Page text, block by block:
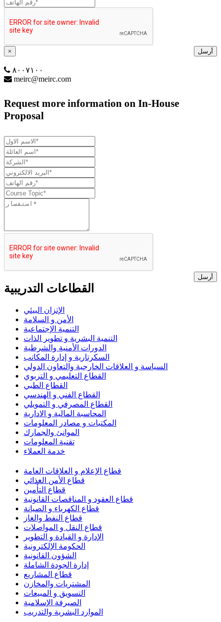
أرسل ×
٨٠٠٧١٠٠
meirc@meirc.com
Request more information on In-House
Proposal
أرسل
القطاعات التدريبية
الإتزان البيئي
الأمن و السلامة
التنمية الإجتماعية
التنمية البشرية و تطوير الذات
الدورات الأمنية والشرطية
السكرتارية و إدارة المكاتب
السياسة و العلاقات الخارجية والتعاون الدولي
القطاع التعليمي و التربوي
القطاع الطبي
القطاع الفني و الهندسي
القطاع المصرفي و التمويلي
المحاسبة المالية و الادارية
المكتبات و مصادر المعلومات
الموانئ والجمارك
تقنية المعلومات
خدمة العملاء
قطاع الإعلام و العلاقات العامة
قطاع الأمن الغذائي
قطاع التأمين
قطاع العقود و المناقصات القانونية
قطاع الكهرباء و الصيانة
قطاع النفط والغاز
قطاع النقل و المواصلات
الإدارة و القيادة و التطوير
الحكومة الإلكترونية
الشؤون القانونية
إدارة الجودة الشاملة
قطاع المشاريع
المشتريات والمخازن
التسويق و المبيعات
الصيرفة الإسلامية
الموارد البشرية والتدريب